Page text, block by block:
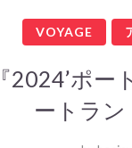
VOYAGE
『2024’ポ
ートラン